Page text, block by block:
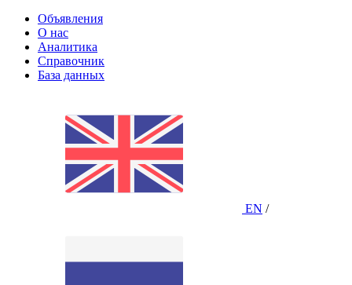
Объявления
О нас
Аналитика
Справочник
База данных
EN /